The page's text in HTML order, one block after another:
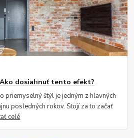
dosiahnuť tento efekt?
priemyselný štýl je jedným z hlavných
posledných rokov. Stojí za to začať
celé